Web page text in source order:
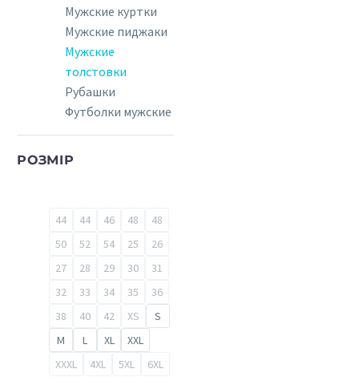
Мужские куртки
Мужские пиджаки
Мужские
толстовки
Рубашки
Футболки мужские
РОЗМІР
44 44 46 48
48
50
52 54 25
26
27
28 29 30
31
32
33 34 35
36
38
40 42 XS
S
M
L XL
XXL
XXXL
4XL 5XL 6XL